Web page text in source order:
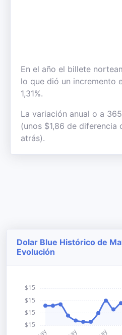
En el año el billete
lo que dió un incremento
1,31%.
La variación anual o a
(unos $1,86 de diferencia
atrás).
Dolar Blue Histórico de
Evolución